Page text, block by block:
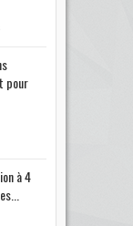
pour
à 4